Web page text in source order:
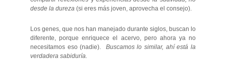
desde la dureza (si eres más joven, aprovecha el consejo).
Los genes, que nos han manejado durante siglos, buscan lo
diferente, porque enriquece el acervo, pero ahora ya no
necesitamos eso (nadie). Buscamos lo similar, ahí está la
verdadera sabiduría.